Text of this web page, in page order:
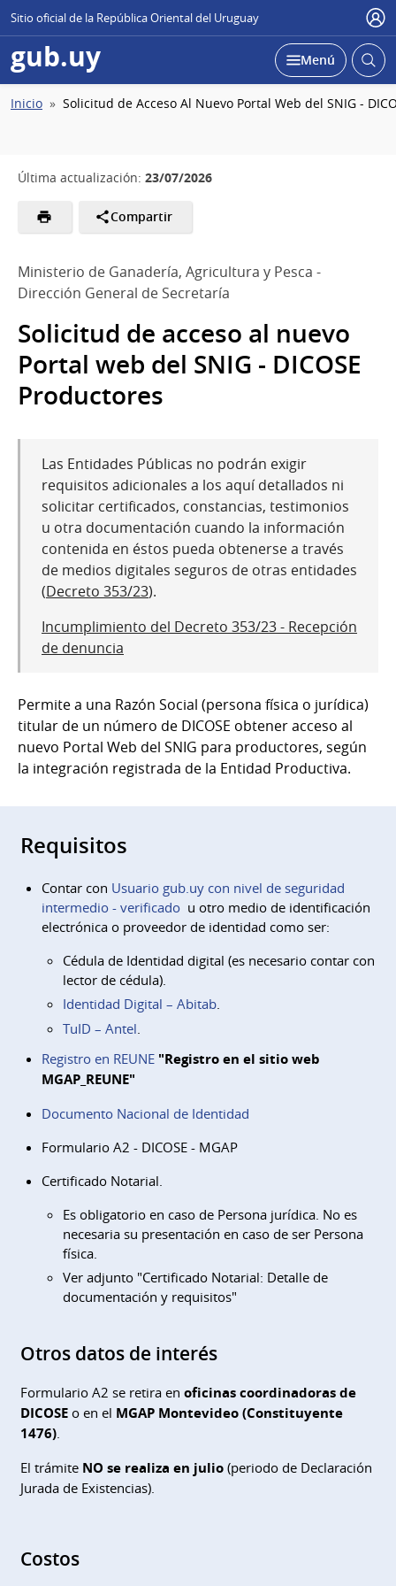
Sitio oficial de la República Oriental del Uruguay
gub.uy Desplegar
Menú Abrir
Ruta
Inicio Solicitud de Acceso Al Nuevo Portal Web del SNIG -
Última actualización: 23/07/2026
Compartir
Ministerio de Ganadería, Agricultura y Pesca -
Dirección General de Secretaría
Solicitud de acceso al nuevo
Portal web del SNIG - DICOSE
Productores
Las Entidades Públicas no podrán exigir
requisitos adicionales a los aquí detallados ni
solicitar certificados, constancias, testimonios
u otra documentación cuando la información
contenida en éstos pueda obtenerse a través
de medios digitales seguros de otras entidades
(Decreto 353/23).
Incumplimiento del Decreto 353/23 - Recepción
de denuncia
Permite a una Razón Social (persona física o jurídica)
titular de un número de DICOSE obtener acceso al
nuevo Portal Web del SNIG para productores, según
la integración registrada de la Entidad Productiva.
Requisitos
Contar con Usuario gub.uy con nivel de seguridad
intermedio - verificadou otro medio de identificación
electrónica o proveedor de identidad como ser:
Cédula de Identidad digital (es necesario contar con
lector de cédula).
Identidad Digital – Abitab.
TuID – Antel
Registro en REUNE "Registro en el sitio web
MGAP_REUNE​"
Documento Nacional de Identidad
Formulario A2 - DICOSE - MGAP
Certificado Notarial.
Es obligatorio en caso de Persona jurídica. No es
necesaria su presentación en caso de ser Persona
física.
Ver adjunto "Certificado Notarial: Detalle de
documentación y requisitos"
Otros datos de interés
Formulario A2 se retira en oficinas coordinadoras de
DICOSEo en el MGAP Montevideo (Constituyente
1476).
El trámite NO se realiza en julio(periodo de Declaración
Jurada de Existencias).
Costos